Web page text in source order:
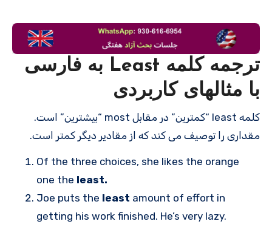
ترجمه کلمه Least به فارسی
با مثالهای کاربردی
کلمه least “کمترین” در مقابل most “بیشترین” است.
مقداری را توصیف می کند که از مقادیر دیگر کمتر است.
Of the three choices, she likes the orange
one the least.
Joe puts the least amount of effort in
getting his work finished. He’s very lazy.